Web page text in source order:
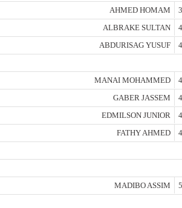
AHMED HOMAM
ALBRAKE SULTAN
ABDURISAG YUSUF
MANAI MOHAMMED
GABER JASSEM
EDMILSON JUNIOR
FATHY AHMED
MADIBO ASSIM